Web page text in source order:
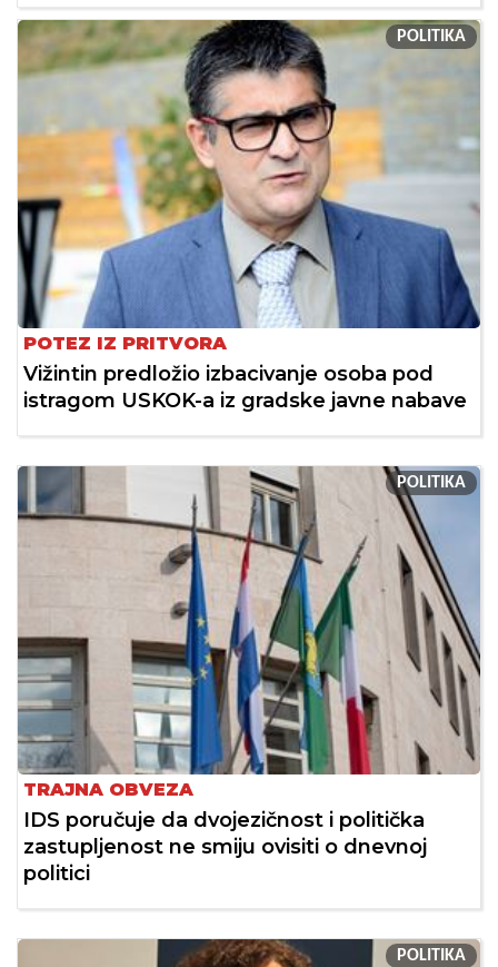
POLITIKA
POTEZ IZ PRITVORA
Vižintin predložio izbacivanje osoba pod
istragom USKOK-a iz gradske javne nabave
POLITIKA
TRAJNA OBVEZA
IDS poručuje da dvojezičnost i politička
zastupljenost ne smiju ovisiti o dnevnoj
politici
POLITIKA